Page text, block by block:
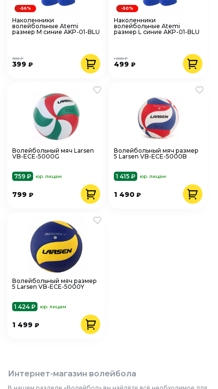
Наколенники
волейбольные Atemi
размер M синие AKP-01-BLU
399 ₽
900 ₽
-56%
Наколенники
волейбольные Atemi
размер L синие AKP-01-BLU
499₽
1 000 ₽
-50%
Волейбольный мяч Larsen
VB-ECE-5000G
759 ₽ юр. лицам
799 ₽
Волейбольный мяч размер
5 Larsen VB-ECE-5000B
1 415 ₽ юр. лицам
1 490₽
Волейбольный мяч размер
5 Larsen VB-ECE-5000Y
1 424 ₽ юр. лицам
1 499 ₽
Интернет-магазин волейбола